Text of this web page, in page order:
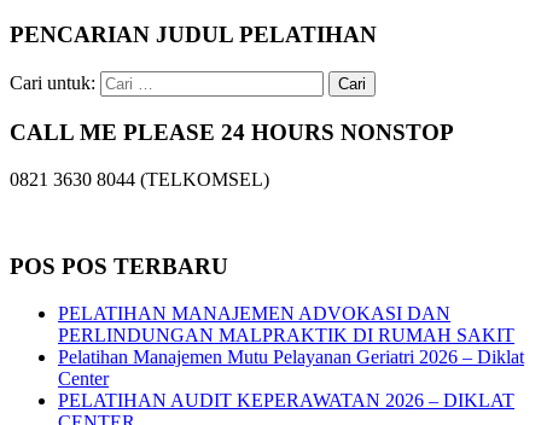
PENCARIAN JUDUL PELATIHAN
Cari untuk:
CALL ME PLEASE 24 HOURS NONSTOP
0821 3630 8044 (TELKOMSEL)
POS POS TERBARU
PELATIHAN MANAJEMEN ADVOKASI DAN
PERLINDUNGAN MALPRAKTIK DI RUMAH SAKIT
Pelatihan Manajemen Mutu Pelayanan Geriatri 2026 – Diklat
Center
PELATIHAN AUDIT KEPERAWATAN 2026 – DIKLAT